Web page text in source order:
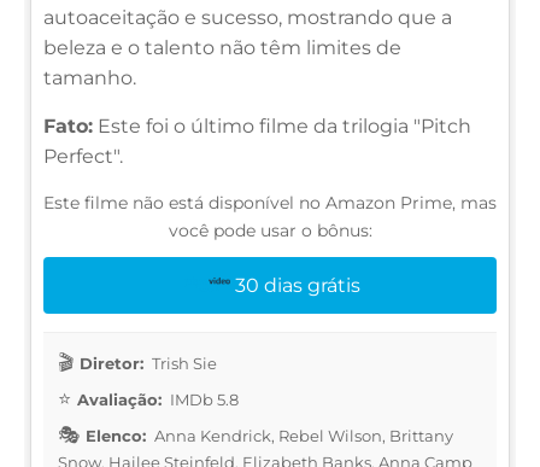
autoaceitação e sucesso, mostrando que a
beleza e o talento não têm limites de
tamanho.
Fato: Este foi o último filme da trilogia "Pitch
Perfect".
Este filme não está disponível no Amazon Prime, mas
você pode usar o bônus:
30 dias grátis
Diretor: Trish Sie
Avaliação: IMDb 5.8
Elenco: Anna Kendrick, Rebel Wilson, Brittany
Snow, Hailee Steinfeld, Elizabeth Banks, Anna Camp